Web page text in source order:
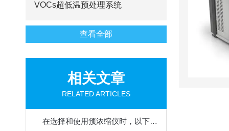
VOCs超低温预处理系统
查看全部
相关文章
RELATED ARTICLES
在选择和使用预浓缩仪时，以下几点是需要特别注意的